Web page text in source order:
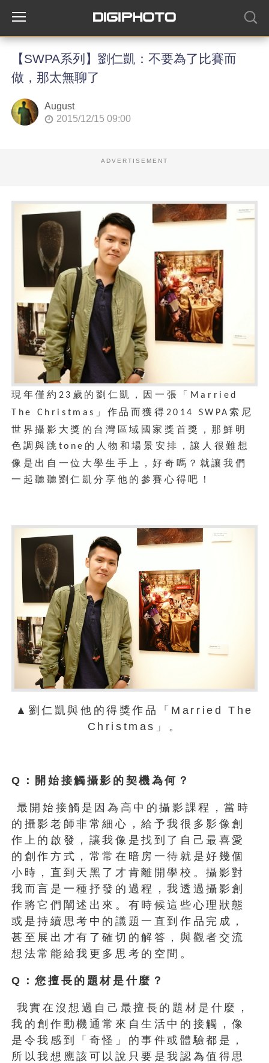
【SWPA系列】劉仁凱：不要為了比賽而
做，那太無聊了
August
2015/12/15 09:00
ADVERTISEMENT
現年僅約 23 歲的劉仁凱，因一張「 Married
The Christmas
」作品而獲得 2014 SWPA索尼
世界攝影大獎的台灣區域國家獎首獎，那鮮明
色調與跳 tone 的人物和場景安排，讓人很難想
像是出自一位大學生手上，好奇嗎？就讓我們
一起聽聽劉仁凱分享他的參賽心得吧！
▲劉仁凱與他的得獎作品「Married The
Christmas」。
Q ：開始接觸攝影的契機為何？
最開始接觸是因為高中的攝影課程，當時
的攝影老師非常細心，給予我很多影像創
作上的啟發，讓我像是找到了自己最喜愛
的創作方式，常常在暗房一待就是好幾個
小時，直到天黑了才肯離開學校。攝影對
我而言是一種抒發的過程，我透過攝影創
作將它們闡述出來。有時候這些心理狀態
或是持續思考中的議題一直到作品完成，
甚至展出才有了確切的解答，與觀者交流
想法常能給我更多思考的空間。
Q ：您擅長的題材是什麼？
我實在沒想過自己最擅長的題材是什麼，
我的創作動機通常來自生活中的接觸，像
是令我感到「奇怪」的事件或體驗都是，
所以我想應該可以說只要是我認為值得思